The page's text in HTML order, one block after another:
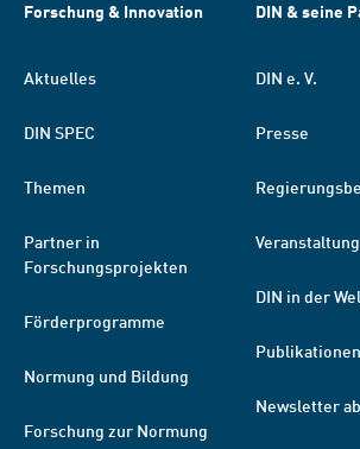
Forschung & Innovation
Aktuelles
DIN SPEC
Themen
Partner in
Forschungsprojekten
Förderprogramme
Normung und Bildung
Forschung zur Normung
DIN & seine
DIN e. V.
Presse
DIN in der
Publikationen
Newsletter